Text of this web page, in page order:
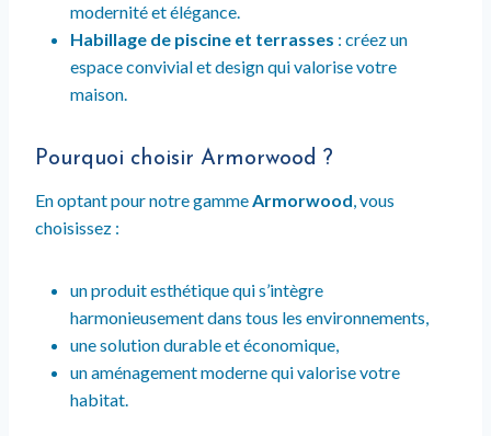
modernité et élégance.
Habillage de piscine et terrasses : créez un
espace convivial et design qui valorise votre
maison.
Pourquoi choisir Armorwood ?
En optant pour notre gammeArmorwood, vous
choisissez :
un produit esthétique qui s’intègre
harmonieusement dans tous les environnements,
une solution durable et économique,
un aménagement moderne qui valorise votre
habitat.